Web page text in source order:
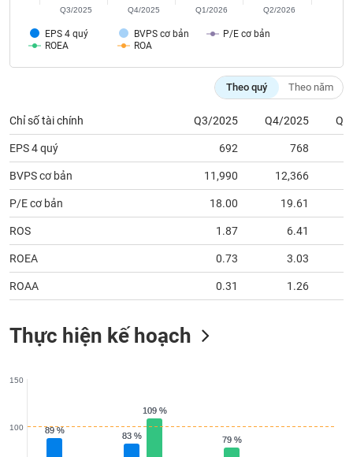
EPS 4 quý BVPS cơ bản
P/E cơ bản
ROEA
ROA
Q3/2025 Q4/2025 Q1/2026 Q2/2026
Theo quý Theo năm
Chỉ số tài chính Q3/2025 Q4/2025
EPS 4 quý 692 768
BVPS cơ bản 11,990 12,366
P/E cơ bản 18.00 19.61
ROS 1.87 6.41
ROEA 0.73 3.03
ROAA 0.31 1.26
Thực hiện kế hoạch
89 %
89 %
83 %
83 %
109 %
109 %
79 %
79 %
100
150